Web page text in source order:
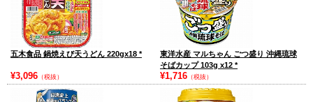
五木食品 鍋焼えび天うどん 220gx18 *
¥3,096 （税抜）
東洋水産 マルちゃん ごつ盛り 沖縄琉球
そばカップ 103g x12 *
¥1,716 （税抜）